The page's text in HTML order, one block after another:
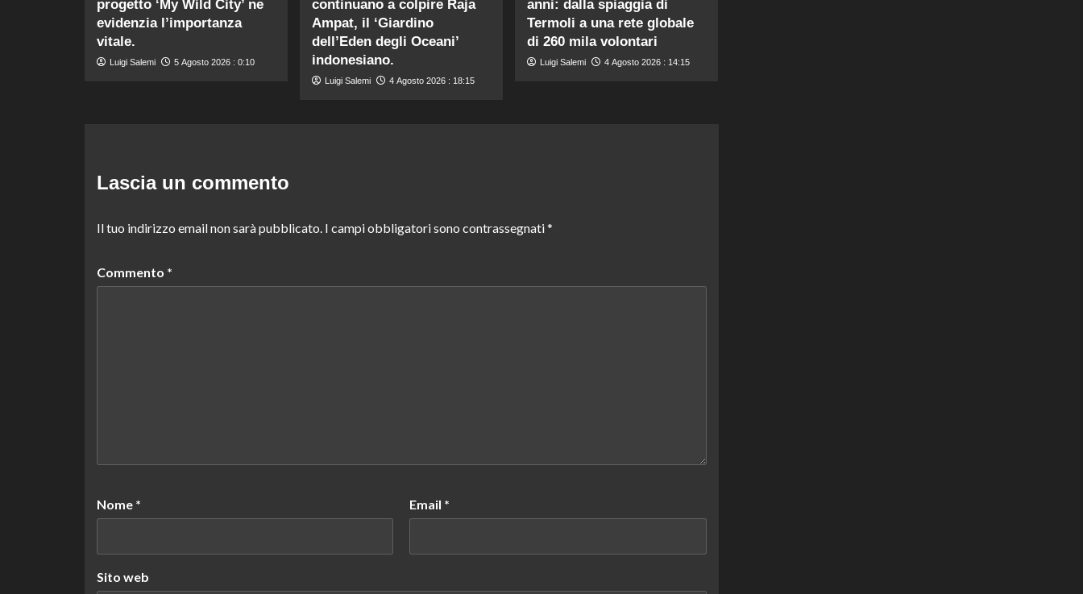
progetto ‘My Wild City’ ne
evidenzia l’importanza
vitale.
Luigi Salemi 5 Agosto 2026 : 0:10
continuano a colpire Raja
Ampat, il ‘Giardino
dell’Eden degli Oceani’
indonesiano.
Luigi Salemi 4 Agosto 2026 : 18:15
anni: dalla spiaggia di
Termoli a una rete globale
di 260 mila volontari
Luigi Salemi 4 Agosto 2026 : 14:15
Lascia un commento
Il tuo indirizzo email non sarà pubblicato. I campi obbligatori sono contrassegnati*
Commento *
Nome * Email *
Sito web